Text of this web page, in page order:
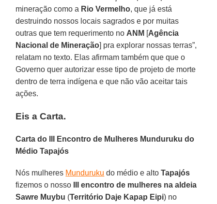
mineração como a Rio Vermelho, que já está
destruindo nossos locais sagrados e por muitas
outras que tem requerimento no ANM [Agência
Nacional de Mineração] pra explorar nossas terras”,
relatam no texto. Elas afirmam também que que o
Governo quer autorizar esse tipo de projeto de morte
dentro de terra indígena e que não vão aceitar tais
ações.
Eis a Carta.
Carta do III Encontro de Mulheres Munduruku do
Médio Tapajós
Nós mulheres Munduruku do médio e alto Tapajós
fizemos o nosso
III encontro de mulheres na aldeia
Sawre Muybu (Território Daje Kapap Eipi) no